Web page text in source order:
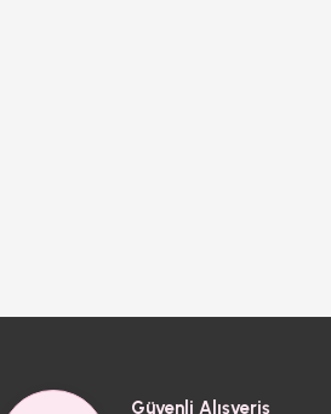
Güvenli Alışveriş